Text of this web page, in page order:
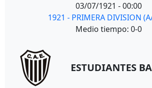
03/07/1921 - 00:00
1921 - PRIMERA DIVISION
Medio tiempo: 0-0
ESTUDIANTES BA